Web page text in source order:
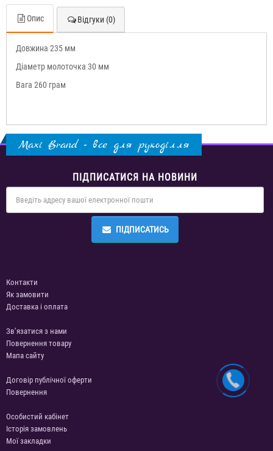
Опис Відгуки (0)
Довжина 235 мм
Діаметр молоточка 30 мм
Вага 260 грам
Maxi Brand - все для рукоділля
ПІДПИСАТИСЯ НА НОВИНИ
ПІДПИСАТИСЬ
Контакти
Як замовити
Доставка і оплата
Зв’язатися з нами
Повернення товару
Мапа сайту
Договір публічної оферти
Повернення
Особистий кабінет
Історія замовлень
Мої закладки